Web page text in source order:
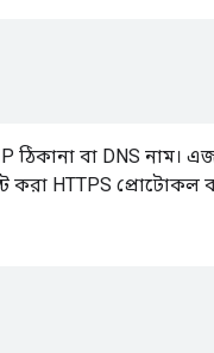
ঠিকানা বা DNS নাম।
করা HTTPS প্রোটোকল